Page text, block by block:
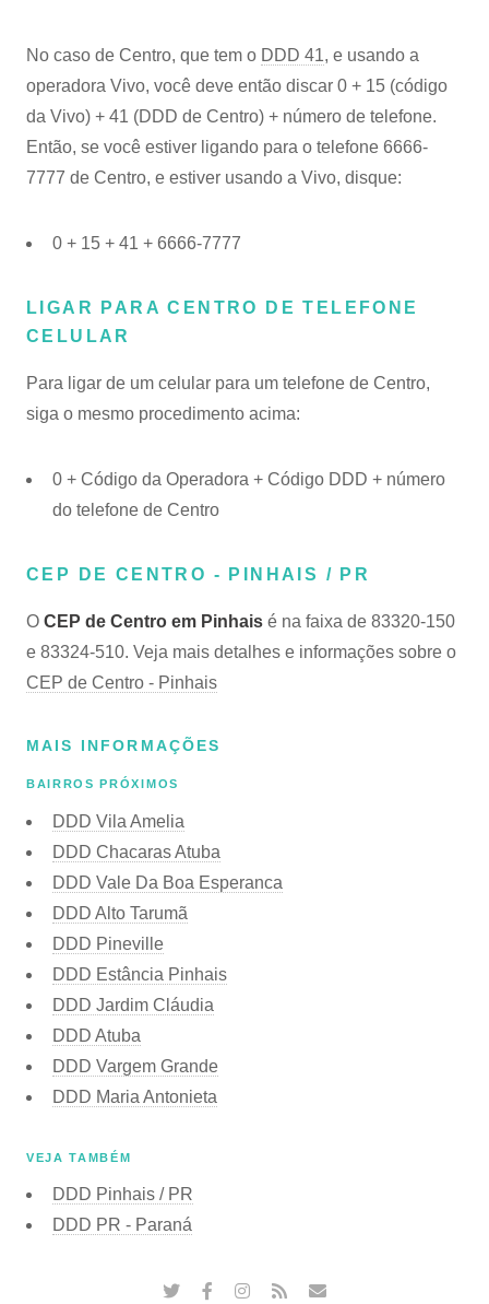
No caso de Centro, que tem o DDD 41, e usando a
operadora Vivo, você deve então discar 0 + 15 (código
da Vivo) + 41 (DDD de Centro) + número de telefone.
Então, se você estiver ligando para o telefone 6666-
7777 de Centro, e estiver usando a Vivo, disque:
0 + 15 + 41 + 6666-7777
LIGAR PARA CENTRO DE TELEFONE
CELULAR
Para ligar de um celular para um telefone de Centro,
siga o mesmo procedimento acima:
0 + Código da Operadora + Código DDD + número
do telefone de Centro
CEP DE CENTRO - PINHAIS / PR
O CEP de Centro em Pinhais é na faixa de 83320-150
e 83324-510. Veja mais detalhes e informações sobre o
CEP de Centro - Pinhais
MAIS INFORMAÇÕES
BAIRROS PRÓXIMOS
DDD Vila Amelia
DDD Chacaras Atuba
DDD Vale Da Boa Esperanca
DDD Alto Tarumã
DDD Pineville
DDD Estância Pinhais
DDD Jardim Cláudia
DDD Atuba
DDD Vargem Grande
DDD Maria Antonieta
VEJA TAMBÉM
DDD Pinhais / PR
DDD PR - Paraná